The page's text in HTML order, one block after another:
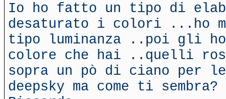
Io ho fatto un tipo di
desaturato i colori ...ho
tipo luminanza ..poi gli
colore che hai ..quelli
sopra un pò di ciano per
deepsky ma come ti sembra?